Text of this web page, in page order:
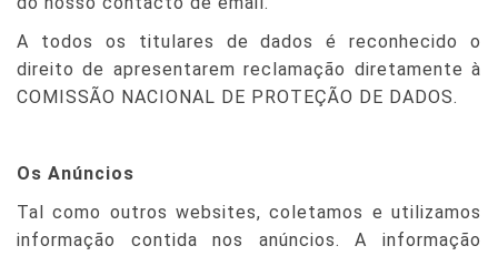
A todos os titulares de dados é reconhecido o
direito de apresentarem reclamação diretamente à
COMISSÃO NACIONAL DE PROTEÇÃO DE DADOS.
Os Anúncios
Tal como outros websites, coletamos e utilizamos
informação contida nos anúncios. A informação